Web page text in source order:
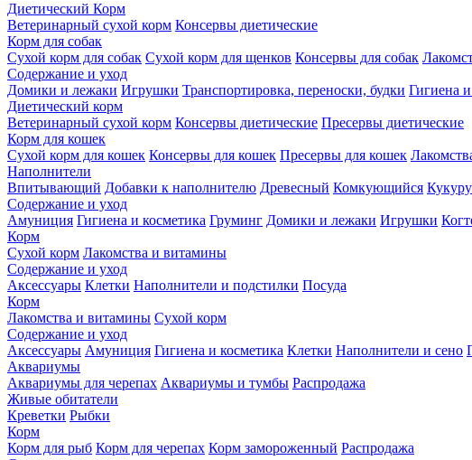
Диетический Корм
Ветеринарный сухой корм Консервы диетические
Корм для собак
Сухой корм для собак Сухой корм для щенков Консервы для собак
Содержание и уход
Домики и лежаки Игрушки Транспортировка, переноски, будки Гигиена
Диетический корм
Ветеринарный сухой корм Консервы диетические Пресервы диетические
Корм для кошек
Сухой корм для кошек Консервы для кошек Пресервы для кошек
Наполнители
Впитывающий Добавки к наполнителю Древесный Комкующийся
Содержание и уход
Амуниция Гигиена и косметика Груминг Домики и лежаки Игрушки
Корм
Сухой корм Лакомства и витамины
Содержание и уход
Аксессуары Клетки Наполнители и подстилки Посуда
Корм
Лакомства и витамины Сухой корм
Содержание и уход
Аксессуары Амуниция Гигиена и косметика Клетки Наполнители и сено
Аквариумы
Аквариумы для черепах Аквариумы и тумбы Распродажа
Живые обитатели
Креветки Рыбки
Корм
Корм для рыб Корм для черепах Корм замороженный Распродажа